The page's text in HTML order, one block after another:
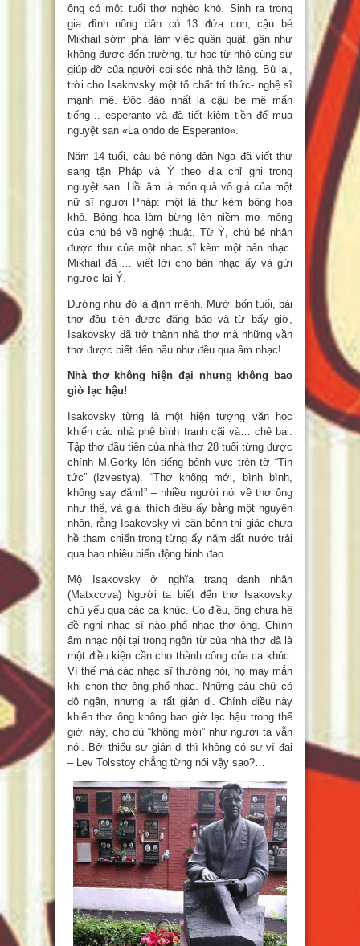
ông có một tuổi thơ nghèo khó. Sinh ra trong
gia đình nông dân có 13 đứa con, cậu bé
Mikhail sớm phải làm việc quần quật, gần như
không được đến trường, tự học từ nhỏ cùng sự
giúp đỡ của người coi sóc nhà thờ làng. Bù lại,
trời cho Isakovsky một tố chất trí thức- nghệ sĩ
mạnh mẽ. Độc đáo nhất là cậu bé mê mẩn
tiếng… esperanto và đã tiết kiệm tiền để mua
nguyệt san «La ondo de Esperanto».
Năm 14 tuổi, cậu bé nông dân Nga đã viết thư
sang tận Pháp và Ý theo địa chỉ ghi trong
nguyệt san. Hồi âm là món quà vô giá của một
nữ sĩ người Pháp: một lá thư kèm bông hoa
khô. Bông hoa làm bừng lên niềm mơ mộng
của chú bé về nghệ thuật. Từ Ý, chú bé nhận
được thư của một nhạc sĩ kèm một bản nhạc.
Mikhail đã … viết lời cho bản nhạc ấy và gửi
ngược lại Ý.
Dường như đó là định mệnh. Mười bốn tuổi, bài
thơ đầu tiên được đăng báo và từ bấy giờ,
Isakovsky đã trở thành nhà thơ mà những vần
thơ được biết đến hầu như đều qua âm nhạc!
Nhà thơ không hiện đại nhưng không bao
giờ lạc hậu!
Isakovsky từng là một hiện tượng văn học
khiến các nhà phê bình tranh cãi và… chê bai.
Tập thơ đầu tiên của nhà thơ 28 tuổi từng được
chính M.Gorky lên tiếng bênh vực trên tờ “Tin
tức” (Izvestya). “Thơ không mới, bình bình,
không say đắm!” – nhiều người nói về thơ ông
như thế, và giải thích điều ấy bằng một nguyên
nhân, rằng Isakovsky vì căn bệnh thị giác chưa
hề tham chiến trong từng ấy năm đất nước trải
qua bao nhiêu biến động binh đao.
Mộ Isakovsky ở nghĩa trang danh nhân
(Matxcơva) Người ta biết đến thơ Isakovsky
chủ yếu qua các ca khúc. Có điều, ông chưa hề
đề nghị nhạc sĩ nào phổ nhạc thơ ông. Chính
âm nhạc nội tại trong ngôn từ của nhà thơ đã là
một điều kiện cần cho thành công của ca khúc.
Vì thế mà các nhạc sĩ thường nói, họ may mắn
khi chọn thơ ông phổ nhạc. Những câu chữ có
độ ngân, nhưng lại rất giản dị. Chính điều này
khiến thơ ông không bao giờ lạc hậu trong thế
giới này, cho dù “không mới” như người ta vẫn
nói. Bởi thiếu sự giản dị thì không có sự vĩ đại
– Lev Tolsstoy chẳng từng nói vậy sao?…